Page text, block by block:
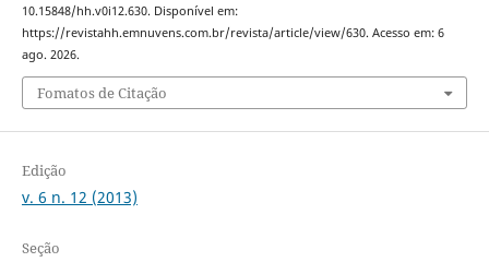
10.15848/hh.v0i12.630. Disponível em:
https://revistahh.emnuvens.com.br/revista/article/view/630. Acesso em: 6
ago. 2026.
Fomatos de Citação
Edição
v. 6 n. 12 (2013)
Seção